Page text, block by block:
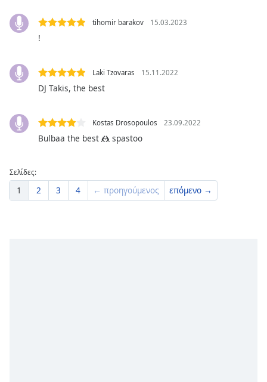
Font
Family
Reset
Done
Dialog
End
window.
tihomir barakov 15.03.2023
!
Laki Tzovaras 15.11.2022
DJ Takis, the best
Kostas Drosopoulos 23.09.2022
Bulbaa the best 🤼 spastoo
Σελίδες:
1 2 3 4 ← προηγούμενος επόμενο →